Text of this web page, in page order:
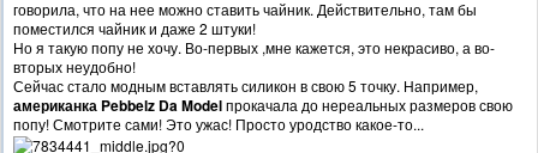
говорила, что на нее можно ставить чайник. Действительно, там бы
поместился чайник и даже 2 штуки!
Но я такую попу не хочу. Во-первых ,мне кажется, это некрасиво, а во-
вторых неудобно!
Сейчас стало модным вставлять силикон в свою 5 точку. Например,
американка Pebbelz Da Modelпрокачала до нереальных размеров свою
попу! Смотрите сами! Это ужас! Просто уродство какое-то...